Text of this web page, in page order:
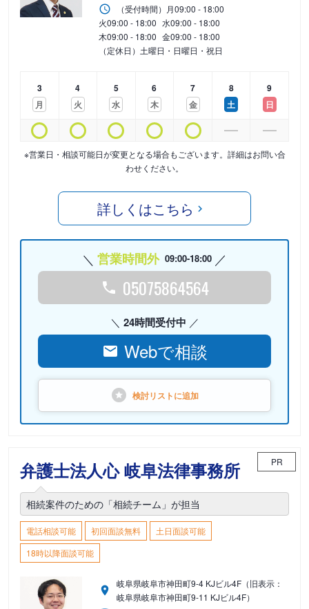
（受付時間） 月09:00 - 18:00
火09:00 - 18:00 水09:00 - 18:00
木09:00 - 18:00 金09:00 - 18:00
（定休日）土曜日・日曜日・祝日
3
月
4
火
5
水
6
木
7
金
8
土
9
日
※営業日・相談可能日が変更となる場合もございます。詳細はお問い合
わせください。
詳しくはこちら
営業時間外 09:00-18:00
05075864564
24時間受付中
Webで相談
検討リストに追加
弁護士法人心 岐阜法律事務所 PR
相続案件のための「相続チーム」が担当
電話相談可能 初回面談無料
土日面談可能
18時以降面談可能
岐阜県岐阜市神田町9-4 KJビル4F（旧表示：
岐阜県岐阜市神田町9-11 KJビル4F）